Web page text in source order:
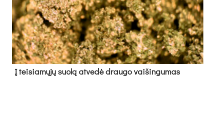
Į tei­sia­mų­jų suo­lą at­ve­dė drau­go vai­šin­gu­mas